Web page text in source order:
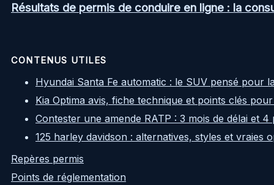
Résultats de permis de conduire en ligne : la
CONTENUS UTILES
Hyundai Santa Fe automatic : le SUV pensé pour
Kia Optima avis, fiche technique et points clés
Contester une amende RATP : 3 mois de délai et
125 harley davidson : alternatives, styles et vraies
Repères permis
Points de réglementation